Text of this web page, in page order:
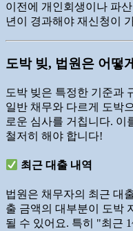
이전에 개인회생이나 파
년이 경과해야 재신청이
도박 빚, 법원은 어떻
도박 빚은 특정한 기준과
일반 채무와 다르게 도박
로운 심사를 거칩니다. 이
철저히 해야 합니다!
최근 대출 내역
법원은 채무자의 최근 대
출 금액의 대부분이 도박
될 수 있어요. 특히 "최근